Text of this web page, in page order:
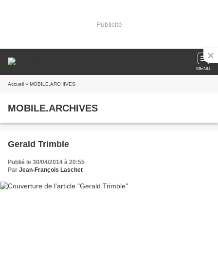
Publicité
MENU
Accueil » MOBILE.ARCHIVES
MOBILE.ARCHIVES
Gerald Trimble
Publié le 30/04/2014 à 20:55
Par Jean-François Laschet